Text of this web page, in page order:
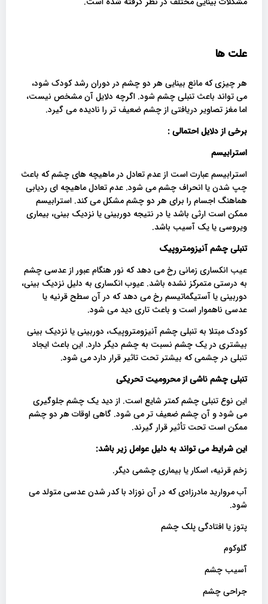
علت ها
هر چیزی که مانع بینایی هر دو چشم در دوران رشد کودک شود،
می تواند باعث تنبلی چشم شود. اگرچه دلایل آن مشخص نیست،
اما مغز تصاویر دریافتی از چشم ضعیف تر را نادیده می گیرد.
برخی از دلایل احتمالی :
استرابیسم
استرابیسم عبارت است از عدم تعادل در ماهیچه های چشم که باعث
چپ شدن یا انحراف چشم می شود. عدم تعادل ماهیچه ای ردیابی
هماهنگ اجسام را برای هر دو چشم مشکل می کند. استرابیسم
ممکن است ارثی باشد یا در نتیجه دوربینی یا نزدیک بینی، بیماری
ویروسی یا یک آسیب باشد.
تنبلی چشم آنیزومتروپیک
عیب انکساری زمانی رخ می دهد که نور هنگام عبور از عدسی چشم
به درستی متمرکز نشده باشد. عیوب انکساری به دلیل نزدیک بینی،
دوربینی یا آستیگماتیسم رخ می دهد که در آن سطح قرنیه یا
عدسی ناهموار است و باعث تاری دید می شود.
کودک مبتلا به تنبلی چشم آنیزومتروپیک، دوربینی یا نزدیک بینی
بیشتری در یک چشم نسبت به چشم دیگر دارد. این باعث ایجاد
تنبلی در چشمی که بیشتر تحت تاثیر قرار دارد می شود.
تنبلی چشم ناشی از محرومیت تحریکی
این نوع تنبلی چشم کمتر شایع است. از دید یک چشم جلوگیری
می شود و آن چشم ضعیف تر می شود. گاهی اوقات هر دو چشم
ممکن است تحت تأثیر قرار گیرند.
این شرایط می تواند به دلیل عوامل زیر باشد:
زخم قرنیه، اسکار یا بیماری چشمی دیگر.
آب مروارید مادرزادی که در آن نوزاد با کدر شدن عدسی متولد می
شود.
پتوز یا افتادگی پلک چشم
گلوکوم
آسیب چشم
جراحی چشم